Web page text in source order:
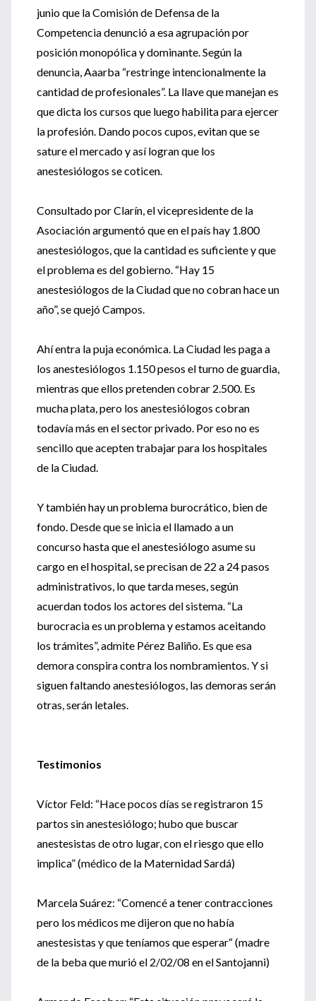
junio que la Comisión de Defensa de la
Competencia denunció a esa agrupación por
posición monopólica y dominante. Según la
denuncia, Aaarba “restringe intencionalmente la
cantidad de profesionales”. La llave que manejan es
que dicta los cursos que luego habilita para ejercer
la profesión. Dando pocos cupos, evitan que se
sature el mercado y así logran que los
anestesiólogos se coticen.
Consultado por Clarín, el vicepresidente de la
Asociación argumentó que en el país hay 1.800
anestesiólogos, que la cantidad es suficiente y que
el problema es del gobierno. “Hay 15
anestesiólogos de la Ciudad que no cobran hace un
año”, se quejó Campos.
Ahí entra la puja económica. La Ciudad les paga a
los anestesiólogos 1.150 pesos el turno de guardia,
mientras que ellos pretenden cobrar 2.500. Es
mucha plata, pero los anestesiólogos cobran
todavía más en el sector privado. Por eso no es
sencillo que acepten trabajar para los hospitales
de la Ciudad.
Y también hay un problema burocrático, bien de
fondo. Desde que se inicia el llamado a un
concurso hasta que el anestesiólogo asume su
cargo en el hospital, se precisan de 22 a 24 pasos
administrativos, lo que tarda meses, según
acuerdan todos los actores del sistema. “La
burocracia es un problema y estamos aceitando
los trámites”, admite Pérez Baliño. Es que esa
demora conspira contra los nombramientos. Y si
siguen faltando anestesiólogos, las demoras serán
otras, serán letales.
Testimonios
Víctor Feld: “Hace pocos días se registraron 15
partos sin anestesiólogo; hubo que buscar
anestesistas de otro lugar, con el riesgo que ello
implica” (médico de la Maternidad Sardá)
Marcela Suárez: “Comencé a tener contracciones
pero los médicos me dijeron que no había
anestesistas y que teníamos que esperar“ (madre
de la beba que murió el 2/02/08 en el Santojanni)